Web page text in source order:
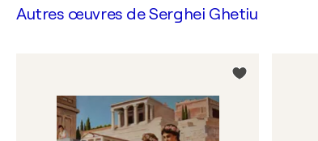
Autres œuvres deSerghei Ghetiu